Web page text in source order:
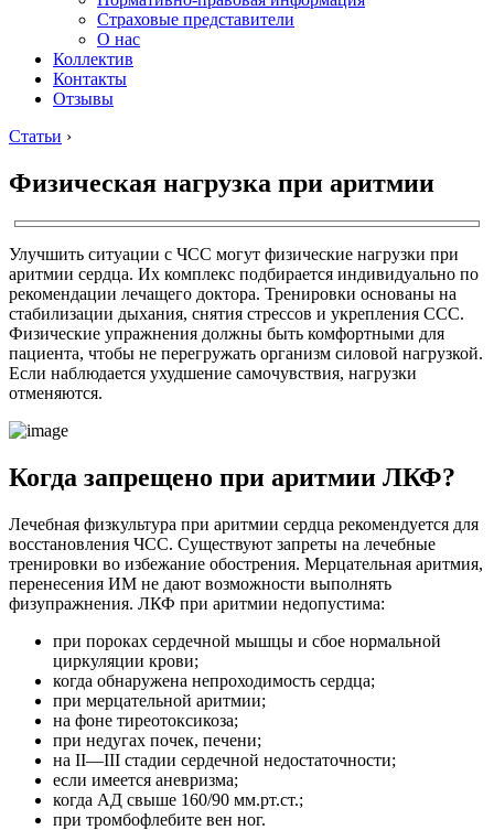
Страховые представители
О нас
Коллектив
Контакты
Отзывы
Статьи ›
Физическая нагрузка при аритмии
Улучшить ситуации с ЧСС могут физические нагрузки при
аритмии сердца. Их комплекс подбирается индивидуально по
рекомендации лечащего доктора. Тренировки основаны на
стабилизации дыхания, снятия стрессов и укрепления ССС.
Физические упражнения должны быть комфортными для
пациента, чтобы не перегружать организм силовой нагрузкой.
Если наблюдается ухудшение самочувствия, нагрузки
отменяются.
Когда запрещено при аритмии ЛКФ?
Лечебная физкультура при аритмии сердца рекомендуется для
восстановления ЧСС. Существуют запреты на лечебные
тренировки во избежание обострения. Мерцательная аритмия,
перенесения ИМ не дают возможности выполнять
физупражнения. ЛКФ при аритмии недопустима:
при пороках сердечной мышцы и сбое нормальной
циркуляции крови;
когда обнаружена непроходимость сердца;
при мерцательной аритмии;
на фоне тиреотоксикоза;
при недугах почек, печени;
на ІІ—ІІI стадии сердечной недостаточности;
если имеется аневризма;
когда АД свыше 160/90 мм.рт.ст.;
при тромбофлебите вен ног.